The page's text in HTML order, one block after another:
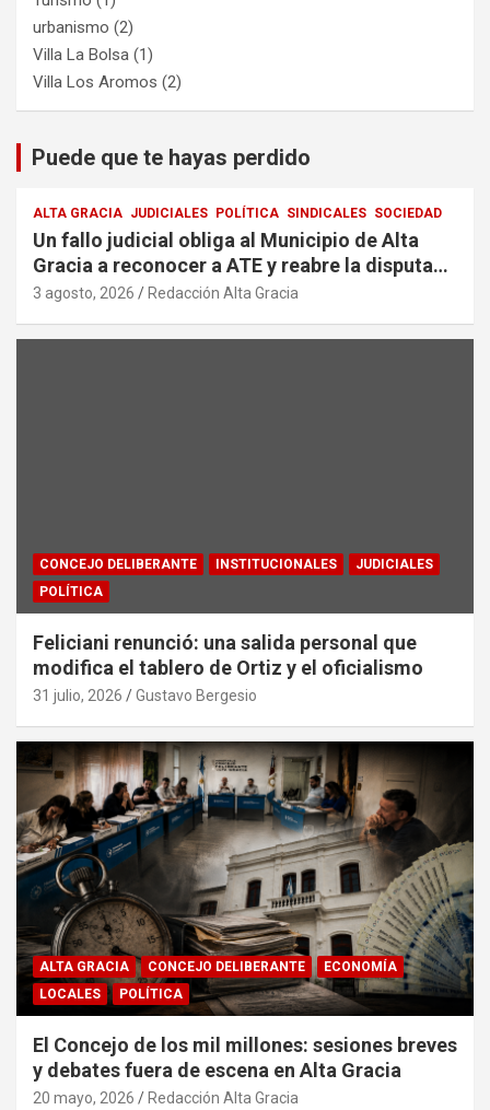
urbanismo (2)
Villa La Bolsa (1)
Villa Los Aromos (2)
Puede que te hayas perdido
ALTA GRACIA JUDICIALES POLÍTICA SINDICALES SOCIEDAD
Un fallo judicial obliga al Municipio de Alta
Gracia a reconocer a ATE y reabre la disputa
por la representación sindical
3 agosto, 2026 Redacción Alta Gracia
CONCEJO DELIBERANTE INSTITUCIONALES
JUDICIALES
POLÍTICA
Feliciani renunció: una salida personal que
modifica el tablero de Ortiz y el oficialismo
31 julio, 2026 Gustavo Bergesio
ALTA GRACIA CONCEJO DELIBERANTE
ECONOMÍA
LOCALES
POLÍTICA
El Concejo de los mil millones: sesiones breves
y debates fuera de escena en Alta Gracia
20 mayo, 2026 Redacción Alta Gracia